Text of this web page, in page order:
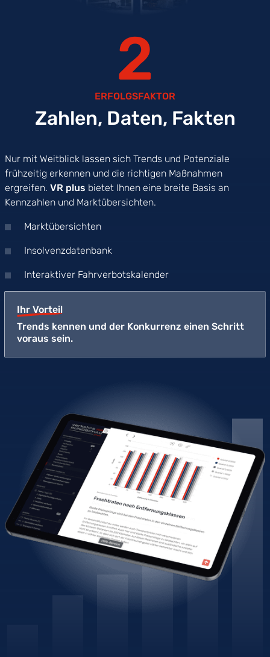
2
ERFOLGSFAKTOR
Zahlen, Daten, Fakten
Nur mit Weitblick lassen sich Trends und Potenziale
frühzeitig erkennen und die richtigen Maßnahmen
ergreifen. VR plus bietet Ihnen eine breite Basis an
Kennzahlen und Marktübersichten.
Marktübersichten
Insolvenzdatenbank
Interaktiver Fahrverbotskalender
Ihr Vorteil
Trends kennen und der Konkurrenz einen Schritt
voraus sein.